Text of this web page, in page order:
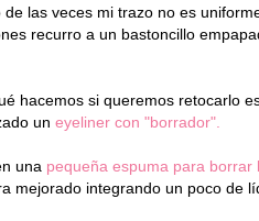
las veces mi trazo no es
recurro a un bastoncillo
hacemos si queremos retocarlo
un eyeliner con "borrador".
una pequeña espuma para borrar
mejorado integrando un poco de